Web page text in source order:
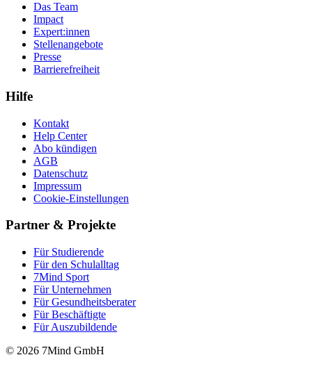
Das Team
Impact
Expert:innen
Stellenangebote
Presse
Barrierefreiheit
Hilfe
Kontakt
Help Center
Abo kündigen
AGB
Datenschutz
Impressum
Cookie-Einstellungen
Partner & Projekte
Für Stu­die­rende
Für den Schulalltag
7Mind Sport
Für Unter­neh­men
Für Gesund­heits­be­ra­ter
Für Beschäftigte
Für Auszubildende
© 2026 7Mind GmbH